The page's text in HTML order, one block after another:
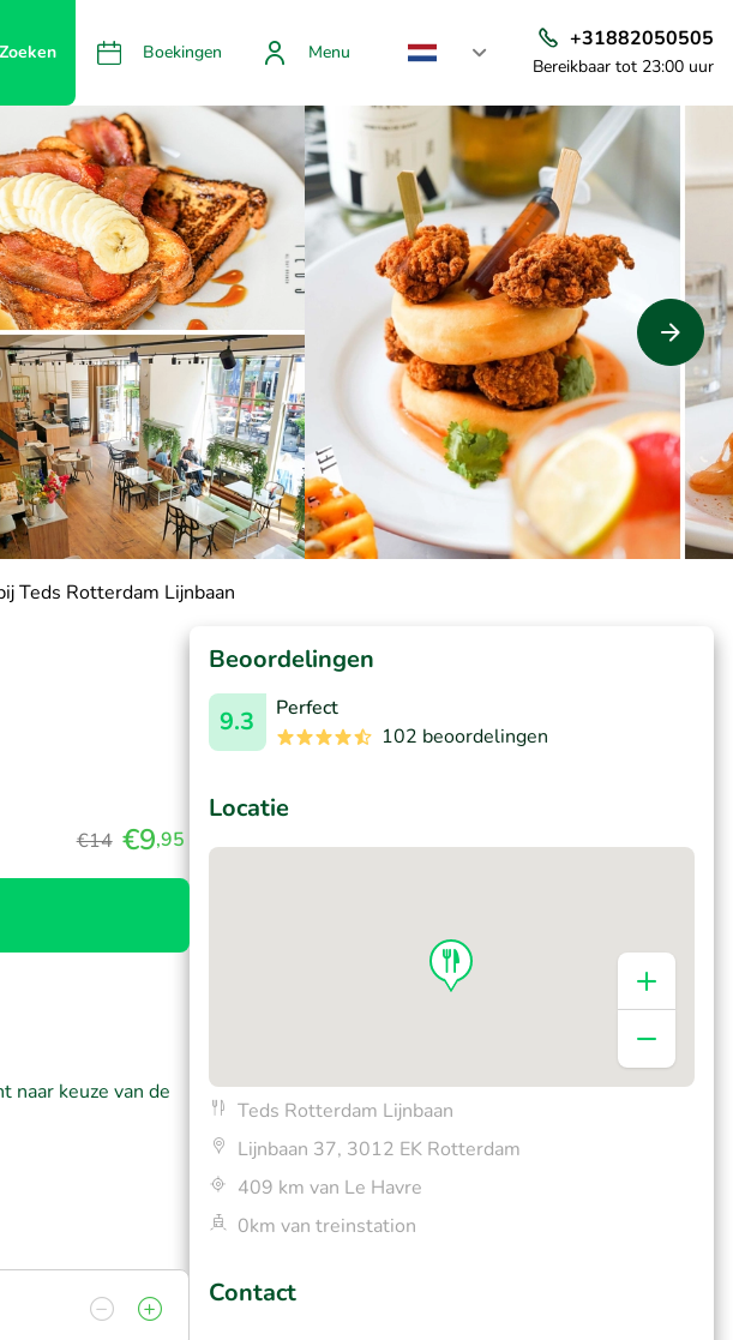
Zoeken Boekingen Menu
+31882050505
Bereikbaar tot 23:00 uur
Teds Rotterdam Lijnbaan
€14 €9,95
naar keuze van de
Beoordelingen
9.3
Perfect
102 beoordelingen
Locatie
Teds Rotterdam Lijnbaan
Lijnbaan 37, 3012 EK Rotterdam
409 km van Le Havre
0km van treinstation
Contact